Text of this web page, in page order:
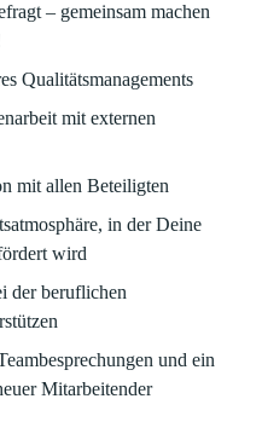
– gemeinsam machen
Qualitätsmanagements
mit externen
mit allen Beteiligten
in der Deine
wird
der beruflichen
und ein
Mitarbeitender